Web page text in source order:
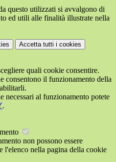
questo utilizzati si avvalgono di
ed utili alle finalità illustrate nella
Accetta tutti i cookies
quali cookie consentire.
consentono il funzionamento della
necessari al funzionamento potete
.
non possono essere
l'elenco nella pagina della cookie